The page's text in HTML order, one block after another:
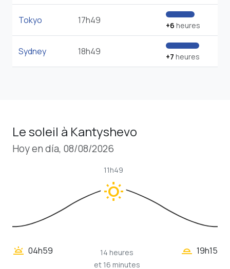
Tokyo 17h49 +6 heures
Sydney 18h49 +7 heures
Le soleil à Kantyshevo
Hoy en día, 08/08/2026
wb_sunny
11h49
wb_twilight 04h59
14 heures
et 16 minutes
wb_twilight_2 19h15